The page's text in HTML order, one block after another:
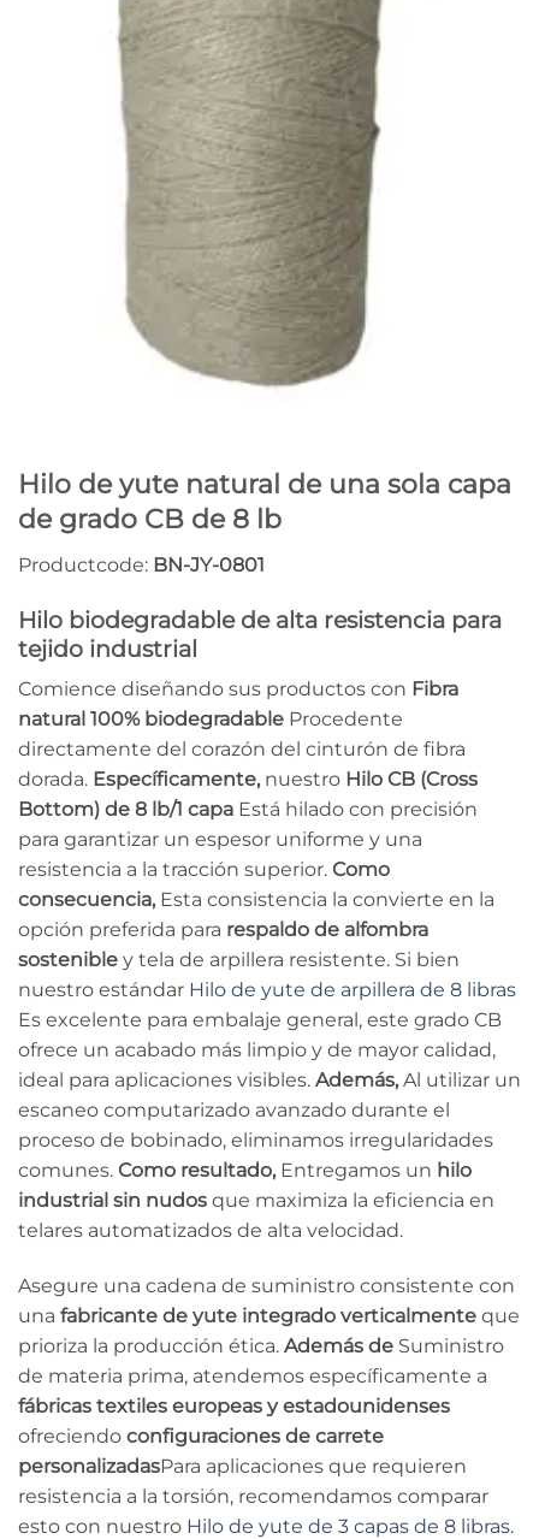
Hilo de yute natural de una sola capa
de grado CB de 8 lb
Productcode: BN-JY-0801
Hilo biodegradable de alta resistencia para
tejido industrial
Comience diseñando sus productos con Fibra
natural 100% biodegradable Procedente
directamente del corazón del cinturón de fibra
dorada. Específicamente, nuestro Hilo CB (Cross
Bottom) de 8 lb/1 capa Está hilado con precisión
para garantizar un espesor uniforme y una
resistencia a la tracción superior. Como
consecuencia, Esta consistencia la convierte en la
opción preferida para respaldo de alfombra
sostenible y tela de arpillera resistente. Si bien
nuestro estándar Hilo de yute de arpillera de 8 libras
Es excelente para embalaje general, este grado CB
ofrece un acabado más limpio y de mayor calidad,
ideal para aplicaciones visibles. Además, Al utilizar un
escaneo computarizado avanzado durante el
proceso de bobinado, eliminamos irregularidades
comunes. Como resultado, Entregamos un hilo
industrial sin nudos que maximiza la eficiencia en
telares automatizados de alta velocidad.
Asegure una cadena de suministro consistente con
una fabricante de yute integrado verticalmente que
prioriza la producción ética. Además de Suministro
de materia prima, atendemos específicamente a
fábricas textiles europeas y estadounidenses
ofreciendo configuraciones de carrete
personalizadasPara aplicaciones que requieren
resistencia a la torsión, recomendamos comparar
esto con nuestro Hilo de yute de 3 capas de 8 libras.